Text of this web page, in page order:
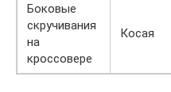
Боковые
скручивания
на
кроссовере
Косая